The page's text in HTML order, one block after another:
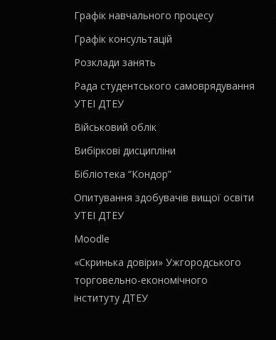
Графік навчального процесу
Графік консультацій
Розклади занять
Рада студентського самоврядування
УТЕІ ДТЕУ
Військовий облік
Вибіркові дисципліни
Бібліотека “Кондор”
Опитування здобувачів вищої освіти
УТЕІ ДТЕУ
Moodle
«Скринька довіри» Ужгородського
торговельно-економічного
інституту ДТЕУ